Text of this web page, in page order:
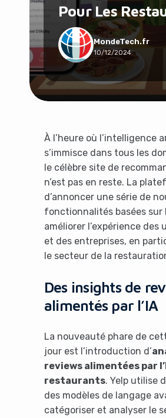
Pour Les
MondeTech.fr
10/12/2024
À l’heure où l’intelligence
s’immisce dans tous les
le célèbre site de
n’est pas en reste. La
d’annoncer une série de
fonctionnalités basées sur
améliorer l’expérience des
et des entreprises, en
le secteur de la
Des insights de
alimentés par l’IA
La nouveauté phare de
jour est l’introduction d’
reviews alimentées par
restaurants. Yelp utilise
des modèles de langage
catégoriser et analyser le
Social &
Tech &
Travail &
Voyage